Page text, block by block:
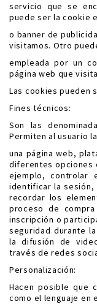
servicio que se
puede ser la cookie
o banner de
visitamos. Otro
empleada por un
página web que
Las cookies pueden
Fines técnicos:
Son las
Permiten al usuario
una página web,
diferentes opciones
ejemplo, controlar
identificar la
recordar los
proceso de
inscripción o
seguridad durante
la difusión de
través de redes
Personalización:
Hacen posible que
como el lenguaje en